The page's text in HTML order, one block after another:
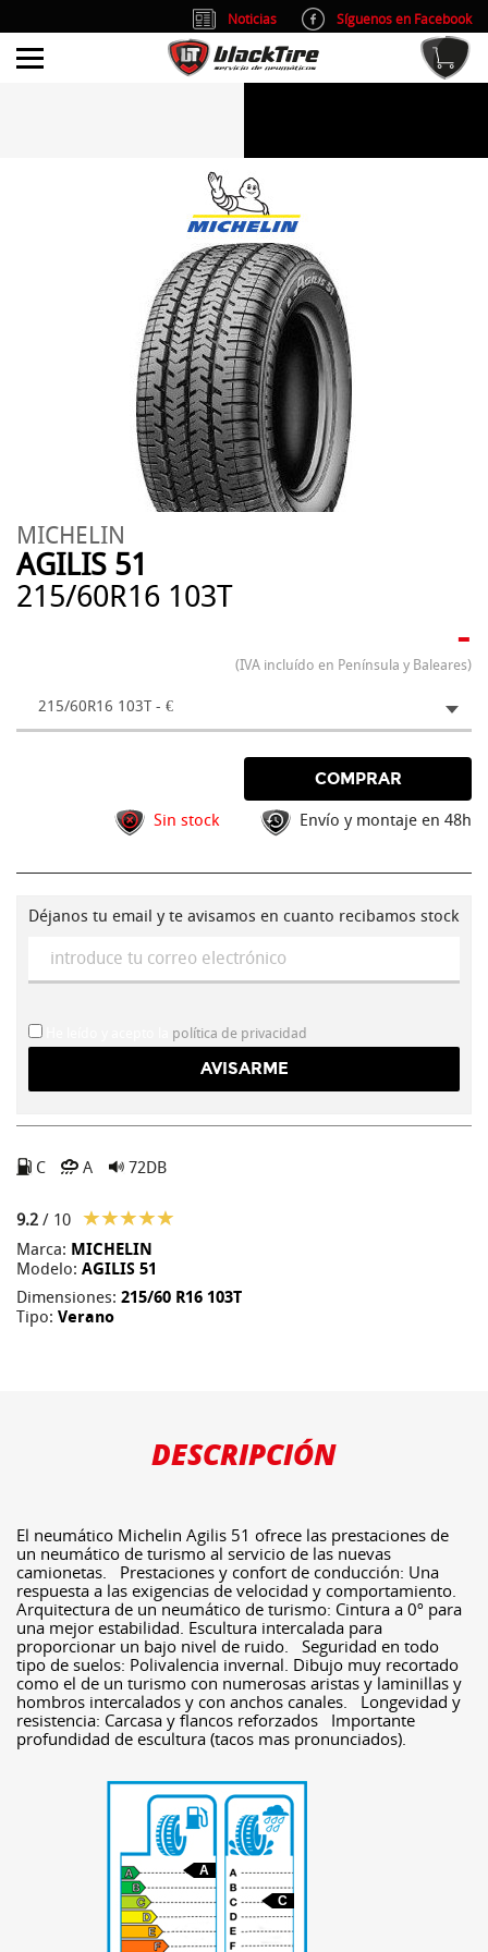
MICHELIN
AGILIS 51
215/60R16 103T
-
(IVA incluído en Península y Baleares)
215/60R16 103T - €
COMPRAR
Sin stock Envío y montaje en 48h
Déjanos tu email y te avisamos en cuanto recibamos stock
política de privacidad
C A 72DB
9.2 / 10
Marca: MICHELIN
Modelo: AGILIS 51
Dimensiones: 215/60 R16 103T
Tipo: Verano
DESCRIPCIÓN
El neumático Michelin Agilis 51 ofrece las prestaciones de
un neumático de turismo al servicio de las nuevas
camionetas. Prestaciones y confort de conducción: Una
respuesta a las exigencias de velocidad y comportamiento.
Arquitectura de un neumático de turismo: Cintura a 0º para
una mejor estabilidad. Escultura intercalada para
proporcionar un bajo nivel de ruido. Seguridad en todo
tipo de suelos: Polivalencia invernal. Dibujo muy recortado
como el de un turismo con numerosas aristas y laminillas y
hombros intercalados y con anchos canales. Longevidad y
resistencia: Carcasa y flancos reforzados Importante
profundidad de escultura (tacos mas pronunciados).
A
C
Noticias
Síguenos en Facebook
info@blacktire.es
Atención al cliente: L/V 9:00-14:00 y 15:00-19:00